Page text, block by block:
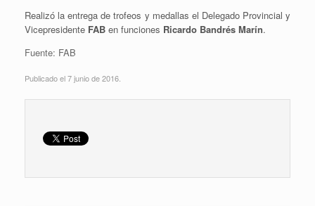
Realizó la entrega de trofeos y medallas el Delegado Provincial y
Vicepresidente FAB en funciones Ricardo Bandrés Marín.
Fuente: FAB
Publicado el 7 junio de 2016.